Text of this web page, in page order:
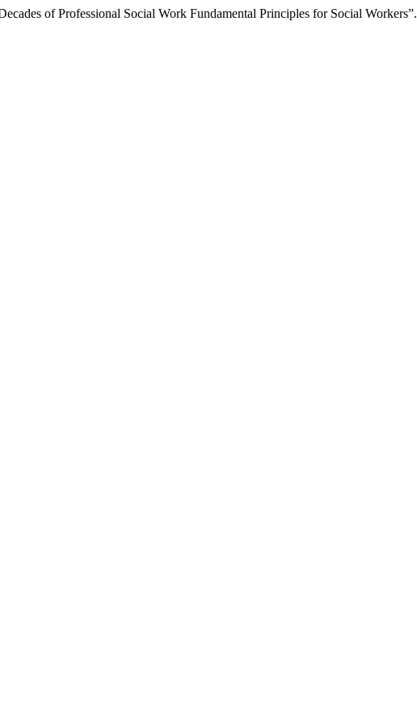
of Professional Social Work Fundamental Principles for Social Workers”.